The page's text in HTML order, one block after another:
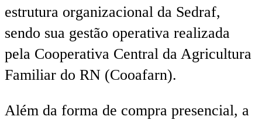
estrutura organizacional da Sedraf,
sendo sua gestão operativa realizada
pela Cooperativa Central da Agricultura
Familiar do RN (Cooafarn).
Além da forma de compra presencial, a